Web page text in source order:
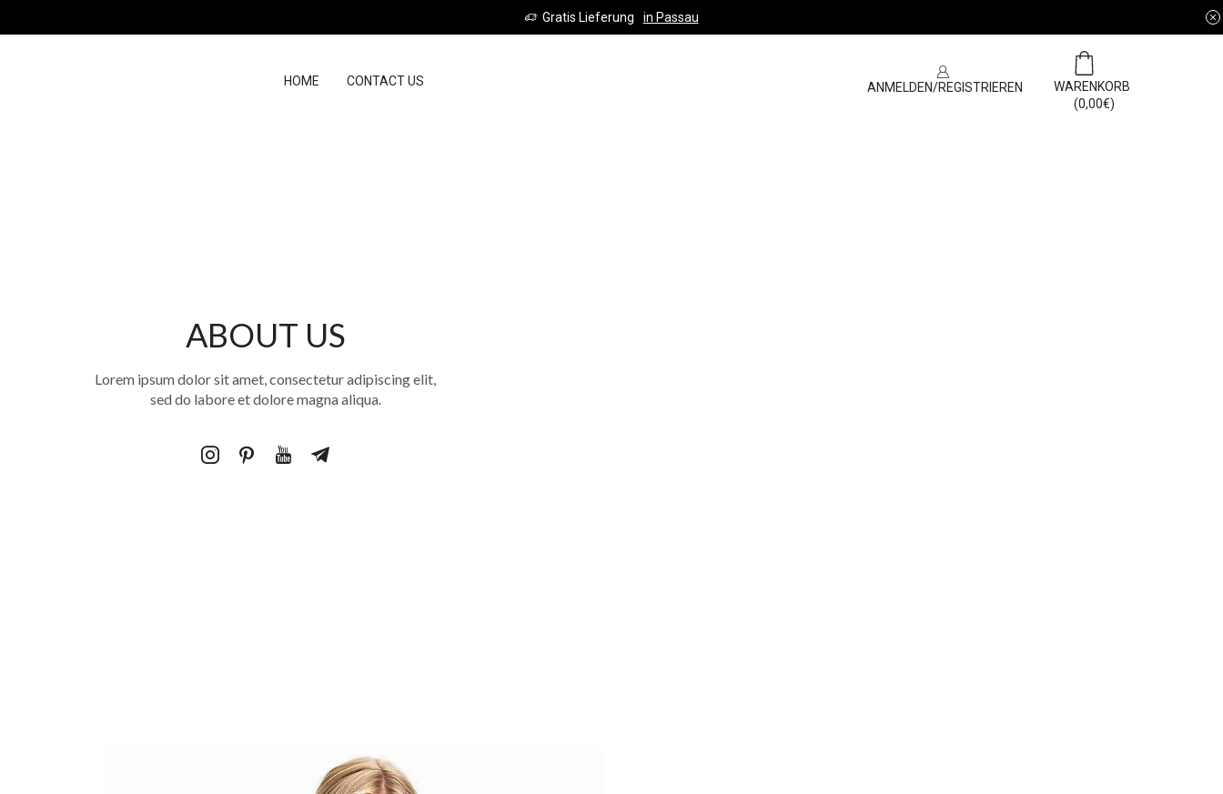
Gratis Lieferung in Passau
HOME CONTACT US ANMELDEN/REGISTRIEREN
WARENKORB
(0,00€)
ABOUT US
Lorem ipsum dolor sit amet, consectetur adipiscing elit,
sed do labore et dolore magna aliqua.